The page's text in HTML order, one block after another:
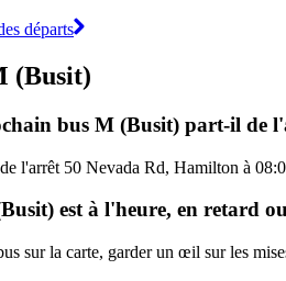
départs
(Busit)
bus M (Busit) part-il de
l'arrêt 50 Nevada Rd, Hamilton à
est à l'heure, en retard
sur la carte, garder un œil sur les